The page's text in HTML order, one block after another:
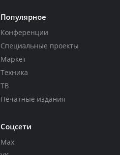
Популярное
Конференции
Специальные проекты
Маркет
Техника
ТВ
Печатные издания
Соцсети
Max